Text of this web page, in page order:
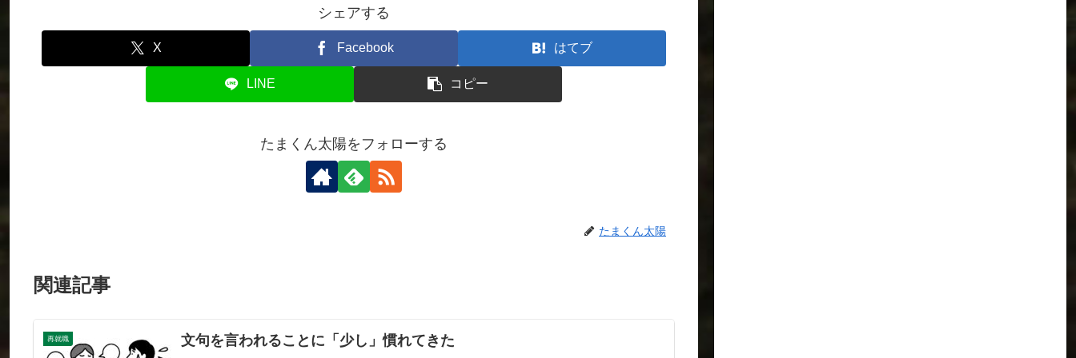
シェアする
X Facebook はてブ
LINE コピー
たまくん太陽をフォローする
たまくん太陽
関連記事
再就職 文句を言われることに「少し」慣れてきた